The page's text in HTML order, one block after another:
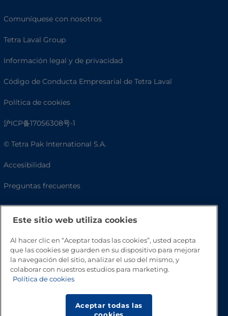
Comuníquese con nosotros
Tetra Laval Group
Información legal y de privacidad
Código de Conducta Empresarial de Tetra Laval
Política de cookies
沪ICP备17056308号-1
© Tetra Pak International S.A.
Accesibilidad
Preguntas frecuentes
Este sitio web utiliza cookies
Al hacer clic en “Aceptar todas las cookies”, usted acepta
que las cookies se guarden en su dispositivo para mejorar
la navegación del sitio, analizar el uso del mismo, y
colaborar con nuestros estudios para marketing.
Política de cookies
Aceptar todas las